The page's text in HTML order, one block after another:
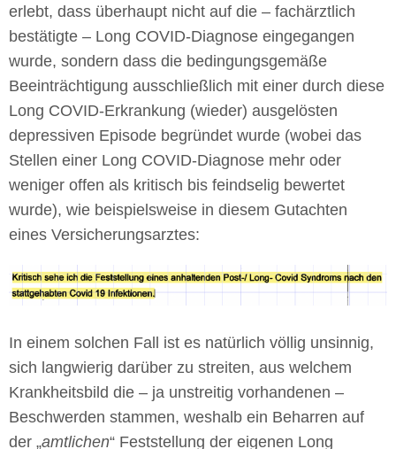
erlebt, dass überhaupt nicht auf die – fachärztlich
bestätigte – Long COVID-Diagnose eingegangen
wurde, sondern dass die bedingungsgemäße
Beeinträchtigung ausschließlich mit einer durch diese
Long COVID-Erkrankung (wieder) ausgelösten
depressiven Episode begründet wurde (wobei das
Stellen einer Long COVID-Diagnose mehr oder
weniger offen als kritisch bis feindselig bewertet
wurde), wie beispielsweise in diesem Gutachten
eines Versicherungsarztes:
In einem solchen Fall ist es natürlich völlig unsinnig,
sich langwierig darüber zu streiten, aus welchem
Krankheitsbild die – ja unstreitig vorhandenen –
Beschwerden stammen, weshalb ein Beharren auf
der „amtlichen“ Feststellung der eigenen Long